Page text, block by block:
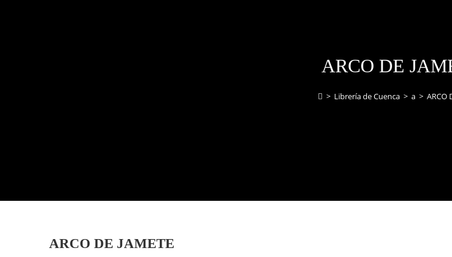
ARCO DE
> Librería de Cuenca > a > ARCO
ARCO DE JAMETE